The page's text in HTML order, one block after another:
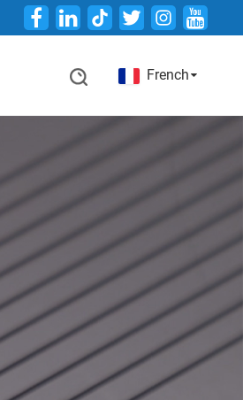
Twitter
French